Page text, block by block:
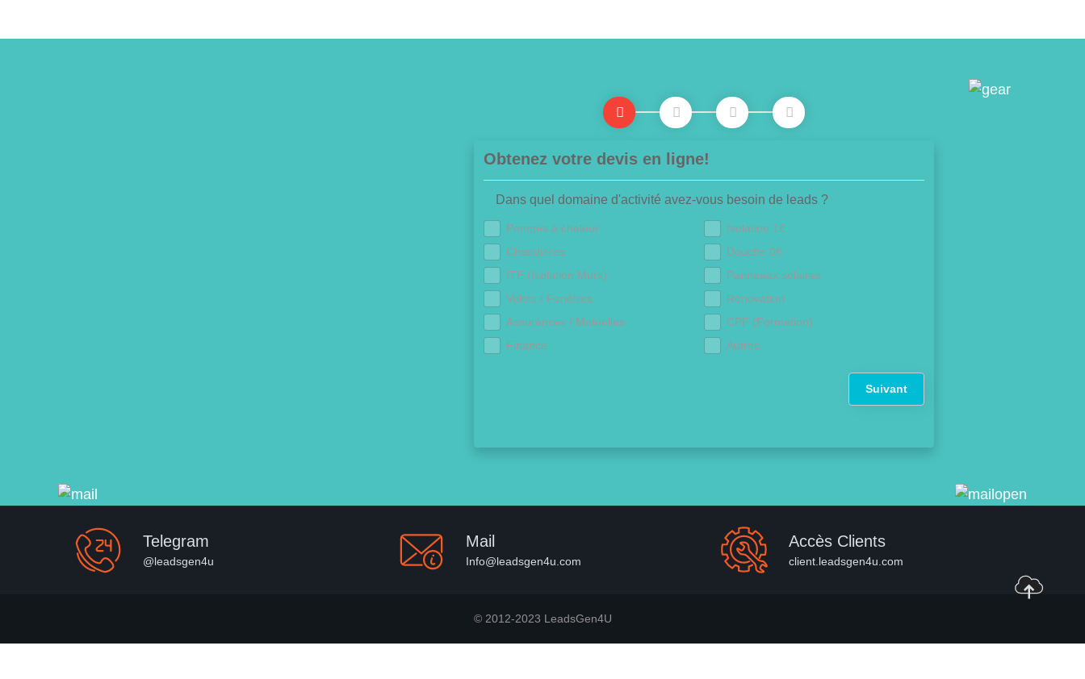
Obtenez votre devis en ligne!
Dans quel domaine d'activité avez-vous besoin de leads ?
Pompes à chaleur
Isolation 1€
Chaudières
Douche 0€
ITE (Isolation Murs)
Panneaux solaires
Volets / Fenêtres
Rénovation
Assurances / Mutuelles
CPF (Formation)
Finance
Autres
Suivant
Telegram
@leadsgen4u
Mail
Info@leadsgen4u.com
Accès Clients
client.leadsgen4u.com
© 2012-2023 LeadsGen4U